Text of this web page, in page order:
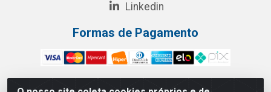
Linkedin
Formas de Pagamento